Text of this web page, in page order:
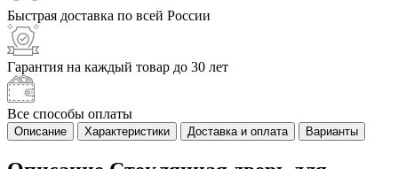
Быстрая доставка по всей России
Гарантия на каждый товар до 30 лет
Все способы оплаты
Описание Характеристики Доставка и оплата Варианты